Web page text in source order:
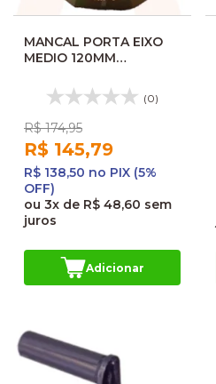
MANCAL PORTA EIXO
MEDIO 120MM
1010907AP
(0)
R$ 174,95
R$ 145,79
R$ 138,50 no PIX (5%
OFF)
ou 3x de R$ 48,60 sem
juros
Adicionar